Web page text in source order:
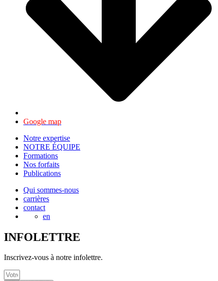
Google map
Notre expertise
NOTRE ÉQUIPE
Formations
Nos forfaits
Publications
Qui sommes-nous
carrières
contact
en
INFOLETTRE
Inscrivez-vous à notre infolettre.